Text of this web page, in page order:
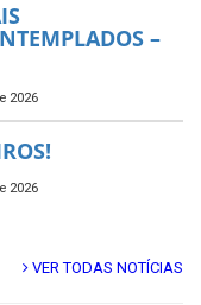
–
2026
2026
VER TODAS NOTÍCIAS